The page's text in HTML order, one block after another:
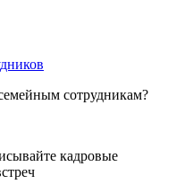
сотрудникам?
кадровые